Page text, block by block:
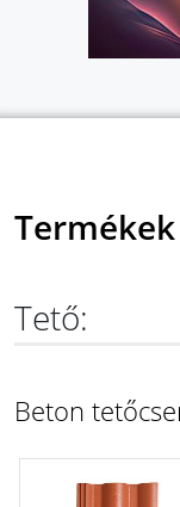
Termékek
Tető:
Beton